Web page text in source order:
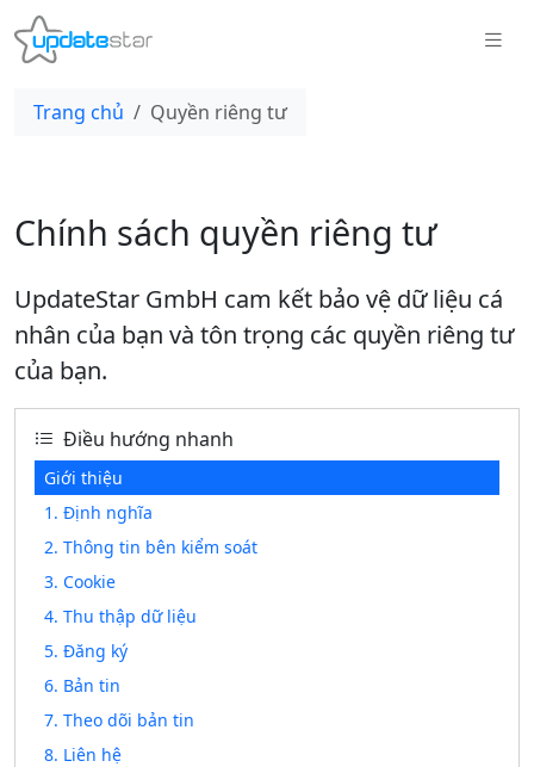
Trang chủ Quyền riêng tư
Chính sách quyền riêng tư
UpdateStar GmbH cam kết bảo vệ dữ liệu cá
nhân của bạn và tôn trọng các quyền riêng tư
của bạn.
Điều hướng nhanh
Giới thiệu
1. Định nghĩa
2. Thông tin bên kiểm soát
3. Cookie
4. Thu thập dữ liệu
5. Đăng ký
6. Bản tin
7. Theo dõi bản tin
8. Liên hệ